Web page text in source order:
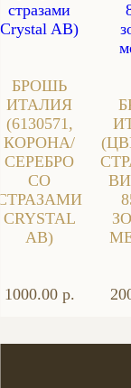
БРОШЬ
ИТАЛИЯ
(6130571,
КОРОНА/
СЕРЕБРО
СО
CRYSTAL
AB)
1000.00 р.